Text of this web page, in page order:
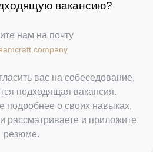
вакансию?
нам на почту
вас на собеседование,
подходящая вакансия.
подробнее о своих навыках,
рассматриваете и приложите
резюме.